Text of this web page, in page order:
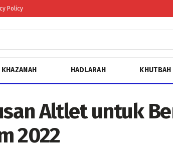
Policy
KHAZANAH HADLARAH KHUTBAH
Altlet untuk
2022